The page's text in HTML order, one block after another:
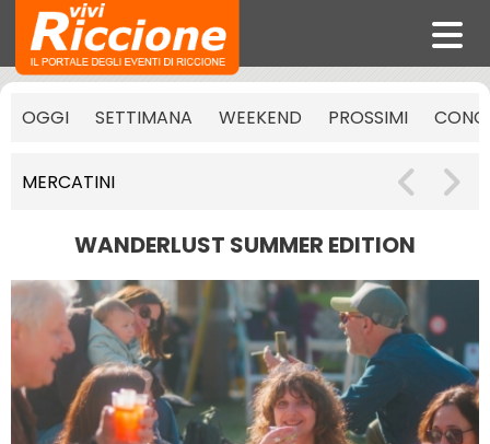
OGGI SETTIMANA WEEKEND PROSSIMI
MERCATINI
WANDERLUST SUMMER EDITION